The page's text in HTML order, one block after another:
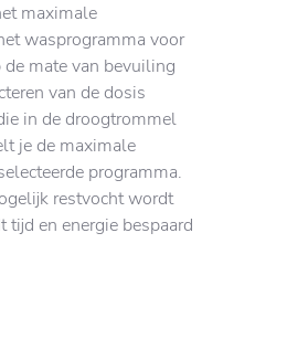
maximale
wasprogramma voor
mate van bevuiling
van de dosis
in de droogtrommel
je de maximale
programma.
restvocht wordt
en energie bespaard